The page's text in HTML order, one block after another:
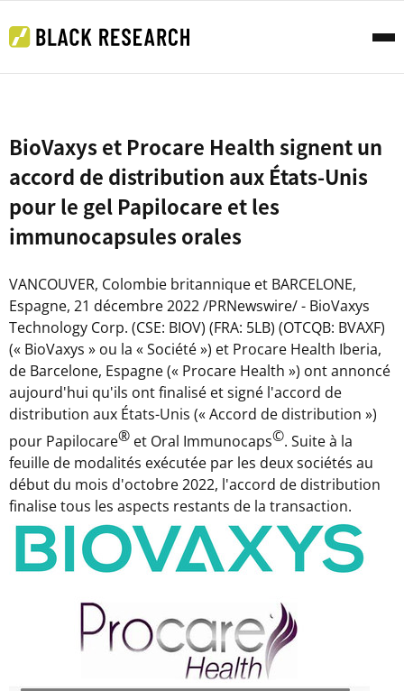
BioVaxys et Procare Health signent un
accord de distribution aux États-Unis
pour le gel Papilocare et les
immunocapsules orales
VANCOUVER, Colombie britannique et BARCELONE,
Espagne, 21 décembre 2022/PRNewswire/ - BioVaxys
Technology Corp. (CSE: BIOV) (FRA: 5LB) (OTCQB: BVAXF)
(« BioVaxys » ou la « Société ») et Procare Health Iberia,
de Barcelone, Espagne (« Procare Health ») ont annoncé
aujourd'hui qu'ils ont finalisé et signé l'accord de
distribution aux États-Unis (« Accord de distribution »)
pour Papilocare® et Oral Immunocaps©. Suite à la
feuille de modalités exécutée par les deux sociétés au
début du mois d'octobre 2022, l'accord de distribution
finalise tous les aspects restants de la transaction.